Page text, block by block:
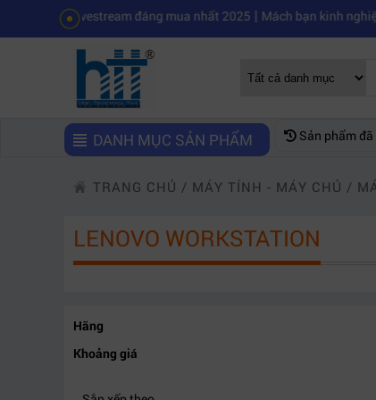
livestream đáng mua nhất 2025|Mách bạn kinh nghiệm
DANH MỤC SẢN PHẨM Sản phẩm đã
TRANG CHỦ / MÁY TÍNH - MÁY CHỦ /
LENOVO WORKSTATION
Hãng
Khoảng giá